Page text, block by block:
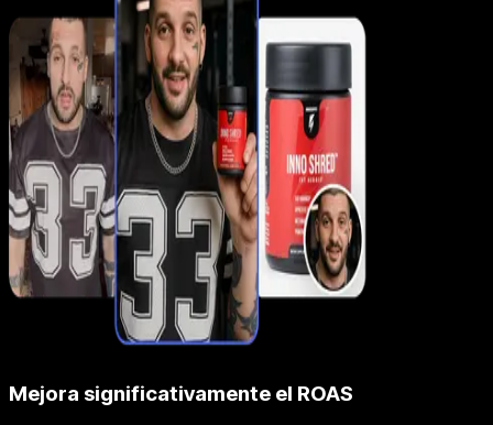
Mejora significativamente el ROAS